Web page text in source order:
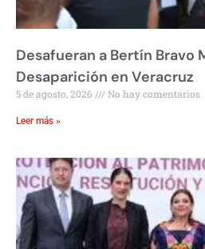
Desafueran a Bertín Bravo
Desaparición en Veracruz
5 de agosto, 2026 No hay comentarios
Leer más »